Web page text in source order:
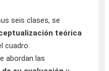
seis clases, se
teórica
cuadro.
abordan las